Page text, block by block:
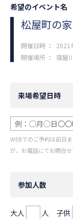
希望のイベント名
松屋町の家
開催日時 ：
開催場所 ： 寝屋
来場希望日時
WEBでのご予約は前日
が、お電話にてお問合せ
参加人数
大人 人 子供